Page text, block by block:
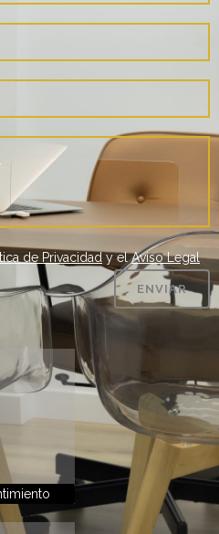
de Privacidad y elAviso Legal